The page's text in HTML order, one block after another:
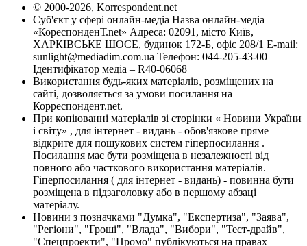
© 2000-2026, Korrespondent.net
Суб'єкт у сфері онлайн-медіа Назва онлайн-медіа –
«КореспонденТ.net» Адреса: 02091, місто Київ,
ХАРКІВСЬКЕ ШОСЕ, будинок 172-Б, офіс 208/1 E-mail:
sunlight@mediadim.com.ua Телефон: 044-205-43-00
Ідентифікатор медіа – R40-06068
Використання будь-яких матеріалів, розміщених на
сайті, дозволяється за умови посилання на
Корреспондент.net.
При копіюванні матеріалів зі сторінки « Новини України
і світу» , для інтернет - видань - обов'язкове пряме
відкрите для пошукових систем гіперпосилання .
Посилання має бути розміщена в незалежності від
повного або часткового використання матеріалів.
Гіперпосилання ( для інтернет - видань) - повинна бути
розміщена в підзаголовку або в першому абзаці
матеріалу.
Новини з позначками "Думка", "Експертиза", "Заява",
"Регіони", "Гроші", "Влада", "Вибори", "Тест-драйв",
"Спецпроекти", "Промо" публікуються на правах